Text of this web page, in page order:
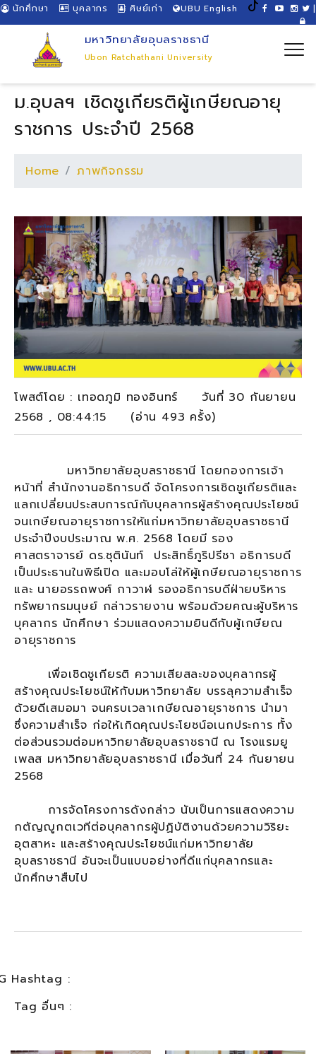
นักศึกษา บุคลากร ศิษย์เก่า UBU English |
มหาวิทยาลัยอุบลราชธานี
Ubon Ratchathani University
ม.อุบลฯ เชิดชูเกียรติผู้เกษียณอายุ
ราชการ ประจำปี 2568
Home ภาพกิจกรรม
โพสต์โดย : เทอดภูมิ ทองอินทร์ วันที่ 30 กันยายน
2568 , 08:44:15 (อ่าน 493 ครั้ง)
มหาวิทยาลัยอุบลราชธานี โดยกองการเจ้า
หน้าที่ สำนักงานอธิการบดี จัดโครงการเชิดชูเกียรติและ
แลกเปลี่ยนประสบการณ์กับบุคลากรผู้สร้างคุณประโยชน์
จนเกษียณอายุราชการให้แก่มหาวิทยาลัยอุบลราชธานี
ประจำปีงบประมาณ พ.ศ. 2568 โดยมี รอง
ศาสตราจารย์ ดร.ชุตินันท์ ประสิทธิ์ภูริปรีชา อธิการบดี
เป็นประธานในพิธีเปิด และมอบโล่ให้ผู้เกษียณอายุราชการ
และ นายอรรถพงศ์ กาวาฬ รองอธิการบดีฝ่ายบริหาร
ทรัพยากรมนุษย์ กล่าวรายงาน พร้อมด้วยคณะผู้บริหาร
บุคลากร นักศึกษา ร่วมแสดงความยินดีกับผู้เกษียณ
อายุราชการ
เพื่อเชิดชูเกียรติ ความเสียสละของบุคลากรผู้
สร้างคุณประโยชน์ให้กับมหาวิทยาลัย บรรลุความสำเร็จ
ด้วยดีเสมอมา จนครบเวลาเกษียณอายุราชการ นำมา
ซึ่งความสำเร็จ ก่อให้เกิดคุณประโยชน์อเนกประการ ทั้ง
ต่อส่วนรวมต่อมหาวิทยาลัยอุบลราชธานี ณ โรงแรมยู
เพลส มหาวิทยาลัยอุบลราชธานี เมื่อวันที่ 24 กันยายน
2568
การจัดโครงการดังกล่าว นับเป็นการแสดงความ
กตัญญูกตเวทีต่อบุคลากรผู้ปฏิบัติงานด้วยความวิริยะ
อุตสาหะ และสร้างคุณประโยชน์แก่มหาวิทยาลัย
อุบลราชธานี อันจะเป็นแบบอย่างที่ดีแก่บุคลากรและ
นักศึกษาสืบไป
Hashtag :
Tag อื่นๆ :